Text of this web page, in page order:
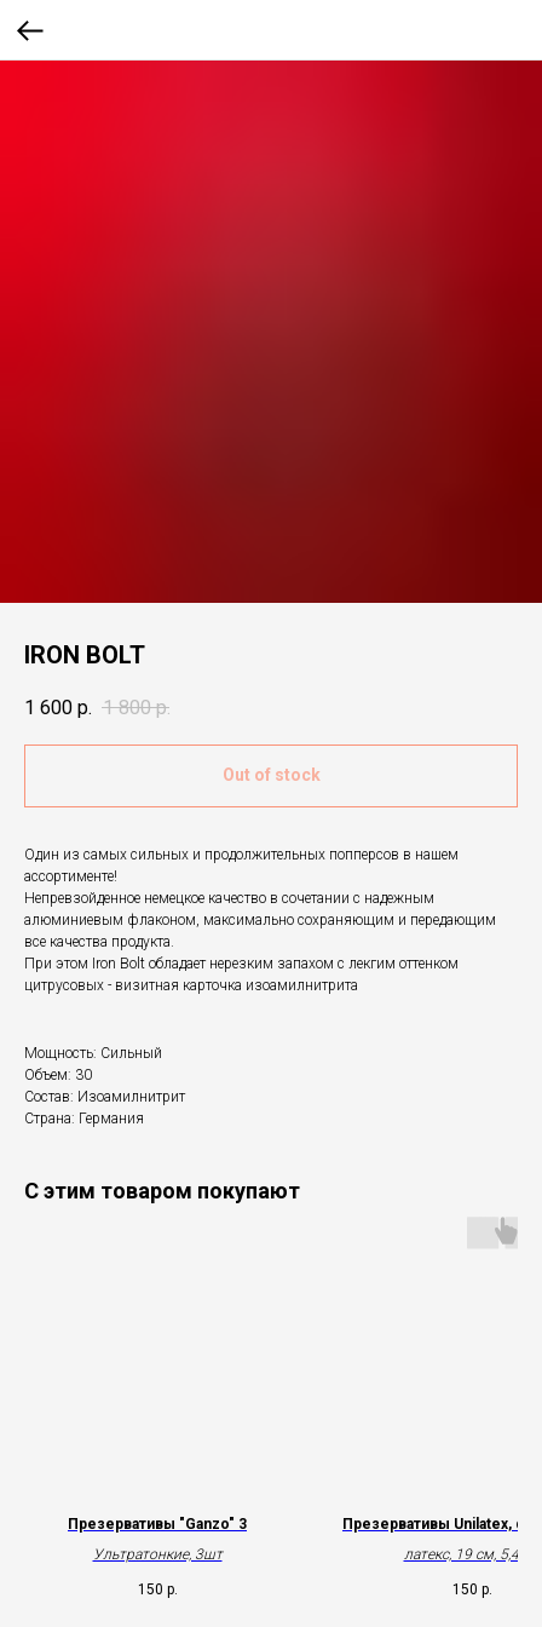
IRON BOLT
1 600 р. 1 800 р.
Out of stock
Один из самых сильных и продолжительных попперсов в нашем
ассортименте!
Непревзойденное немецкое качество в сочетании с надежным
алюминиевым флаконом, максимально сохраняющим и передающим
все качества продукта.
При этом Iron Bolt обладает нерезким запахом с лекгим оттенком
цитрусовых - визитная карточка изоамилнитрита
Мощность: Сильный
Объем: 30
Состав: Изоамилнитрит
Страна: Германия
С этим товаром покупают
Презервативы "Ganzo" 3
Ультратонкие, 3шт
150 р.
Презервативы Unilatex,
латекс, 19 см, 5,4 см
150 р.